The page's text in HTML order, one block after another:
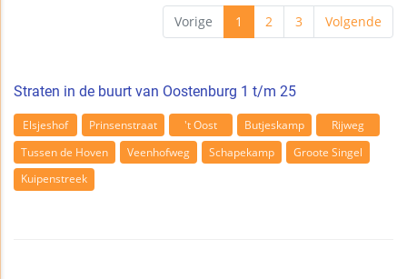
Vorige 1 2 3 Volgende
Straten in de buurt van Oostenburg 1 t/m 25
Elsjeshof Prinsenstraat 't Oost Butjeskamp
Rijweg
Tussen de Hoven
Veenhofweg Schapekamp
Groote Singel
Kuipenstreek